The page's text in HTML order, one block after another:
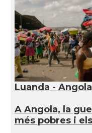
Luanda - Angola
A Angola, la
més pobres i